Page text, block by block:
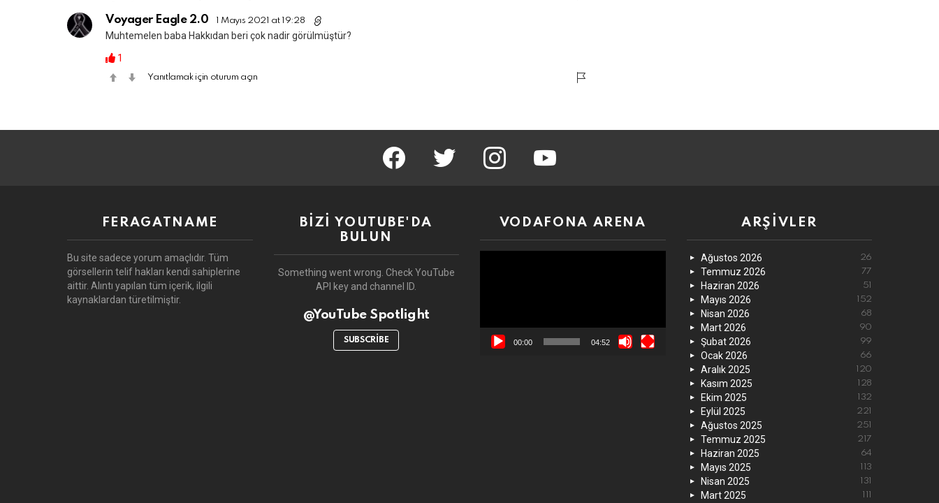
Voyager Eagle 2.0 1 Mayıs 2021 at 19:28
Muhtemelen baba Hakkıdan beri çok nadir görülmüştür?
1
Yanıtlamak için oturum açın
facebook twitter instagram youtube
FERAGATNAME
Bu site sadece yorum amaçlıdır. Tüm
görsellerin telif hakları kendi sahiplerine
aittir. Alıntı yapılan tüm içerik, ilgili
kaynaklardan türetilmiştir.
BİZİ YOUTUBE'DA
BULUN
Something went wrong. Check YouTube
API key and channel ID.
@YouTube Spotlight
SUBSCRIBE
VODAFONA ARENA
00:00 04:52
ARŞIVLER
Ağustos 2026 26
Temmuz 2026 77
Haziran 2026 51
Mayıs 2026 152
Nisan 2026 68
Mart 2026 90
Şubat 2026 99
Ocak 2026 66
Aralık 2025 120
Kasım 2025 128
Ekim 2025 132
Eylül 2025 221
Ağustos 2025 251
Temmuz 2025 217
Haziran 2025 64
Mayıs 2025 113
Nisan 2025 131
Mart 2025